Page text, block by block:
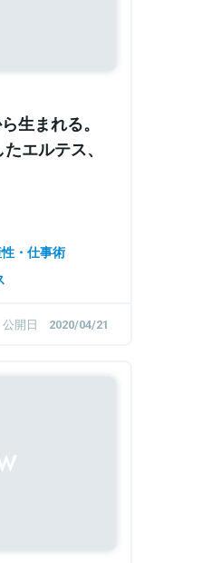
生まれる。
エルテス、
・仕事術
公開日 2020/04/21